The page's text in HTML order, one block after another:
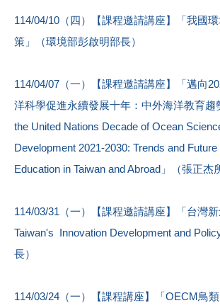
114/04/10（四）【課程邀請講座】「我國
策」（環境部彭啟明部長）
114/04/07（一）【課程邀請講座】「邁向
洋科學促進永續發展十年：中外海洋教育趨
the United Nations Decade of Ocean
Development 2021-2030: Trends and
Education in Taiwan and Abroad」（張正杰
114/03/31（一）【課程邀請講座】「台灣
Taiwan's Innovation Development and
長）
114/03/24（一）【課程講座】「OECM鳥